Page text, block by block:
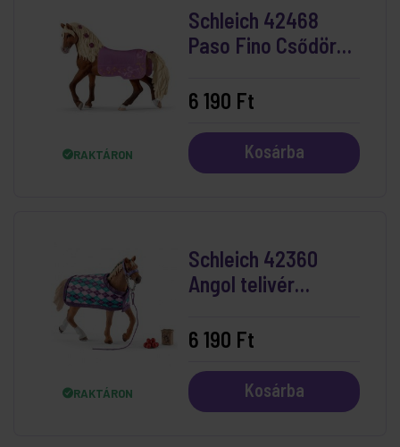
RAKTÁRON
Schleich 42468
Paso Fino Csődör
6 190 Ft
Kosárba
RAKTÁRON
Schleich 42360
Angol telivér
6 190 Ft
Kosárba